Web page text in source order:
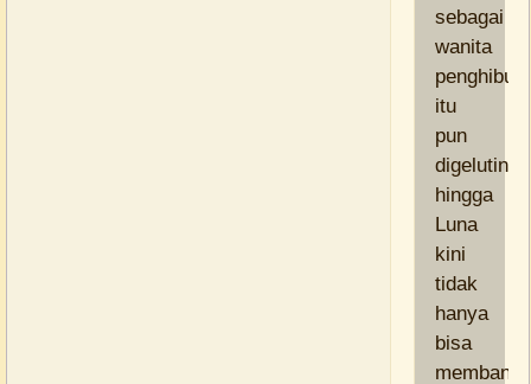
sebagai
wanita
penghibur
itu
pun
hingga
Luna
kini
tidak
hanya
bisa
membantu